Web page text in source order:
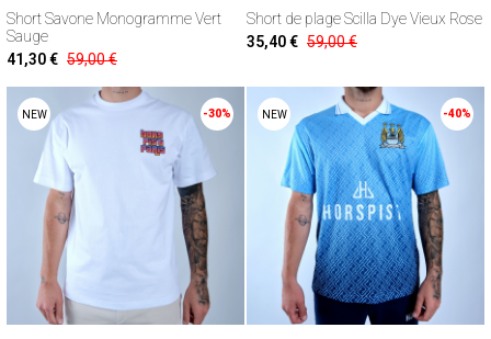
Short Savone Monogramme Vert
Sauge
41,30 € 59,00 €
Short de plage Scilla Dye Vieux Rose
35,40 € 59,00 €
NEW -30% NEW -40%